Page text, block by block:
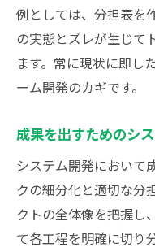
例としては、分担表を
の実態とズレが生じて
ます。常に現状に即し
ーム開発のカギです。
成果を出すためのシ
システム開発において
クの細分化と適切な分
クトの全体像を把握し
て各工程を明確に切り